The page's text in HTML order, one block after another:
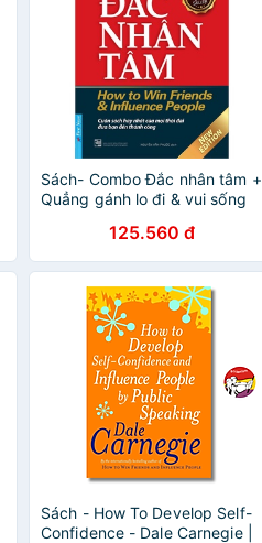
Sách- Combo Đắc nhân tâm +
Quẳng gánh lo đi & vui sống
125.560 đ
Sách - How To Develop Self-
Confidence - Dale Carnegie |